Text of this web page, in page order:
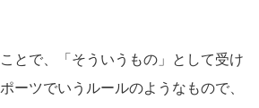
とで、「そういうもの」として受け
ーツでいうルールのようなもので、